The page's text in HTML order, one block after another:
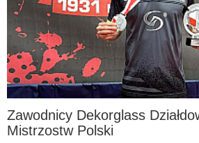
Zawodnicy Dekorglass
Mistrzostw Polski